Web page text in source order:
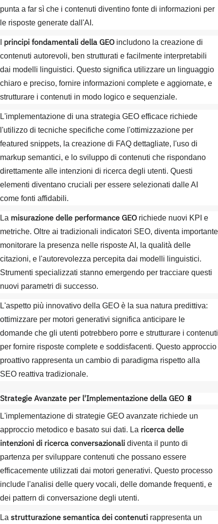
punta a far sì che i contenuti diventino fonte di informazioni per
le risposte generate dall'AI.
principi fondamentali della GEO includono la creazione di
contenuti autorevoli, ben strutturati e facilmente interpretabili
dai modelli linguistici. Questo significa utilizzare un linguaggio
chiaro e preciso, fornire informazioni complete e aggiornate, e
strutturare i contenuti in modo logico e sequenziale.
L'implementazione di una strategia GEO efficace richiede
l'utilizzo di tecniche specifiche come l'ottimizzazione per
featured snippets, la creazione di FAQ dettagliate, l'uso di
markup semantici, e lo sviluppo di contenuti che rispondano
direttamente alle intenzioni di ricerca degli utenti. Questi
elementi diventano cruciali per essere selezionati dalle AI
come fonti affidabili.
La misurazione delle performance GEO richiede nuovi KPI e
metriche. Oltre ai tradizionali indicatori SEO, diventa importante
monitorare la presenza nelle risposte AI, la qualità delle
citazioni, e l'autorevolezza percepita dai modelli linguistici.
Strumenti specializzati stanno emergendo per tracciare questi
nuovi parametri di successo.
L'aspetto più innovativo della GEO è la sua natura predittiva:
ottimizzare per motori generativi significa anticipare le
domande che gli utenti potrebbero porre e strutturare i contenuti
per fornire risposte complete e soddisfacenti. Questo approccio
proattivo rappresenta un cambio di paradigma rispetto alla
SEO reattiva tradizionale.
Strategie Avanzate per l'Implementazione della GEO 🔋
L'implementazione di strategie GEO avanzate richiede un
approccio metodico e basato sui dati. La ricerca delle
intenzioni di ricerca conversazionali diventa il punto di
partenza per sviluppare contenuti che possano essere
efficacemente utilizzati dai motori generativi. Questo processo
include l'analisi delle query vocali, delle domande frequenti, e
dei pattern di conversazione degli utenti.
La strutturazione semantica dei contenuti rappresenta un